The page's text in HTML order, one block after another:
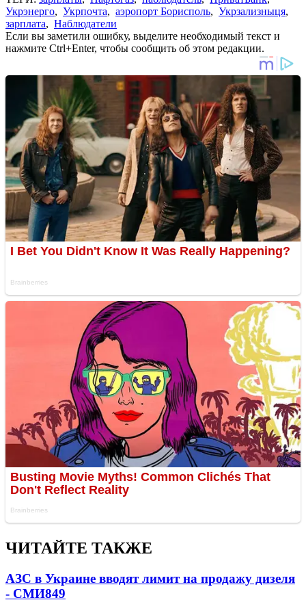
Укрэнерго, Укрпочта, аэропорт Борисполь, Укрзализныця,
зарплата, Наблюдатели
Если вы заметили ошибку, выделите необходимый текст и
нажмите Ctrl+Enter, чтобы сообщить об этом редакции.
ЧИТАЙТЕ ТАКЖЕ
АЗС в Украине вводят лимит на продажу дизеля
- СМИ849